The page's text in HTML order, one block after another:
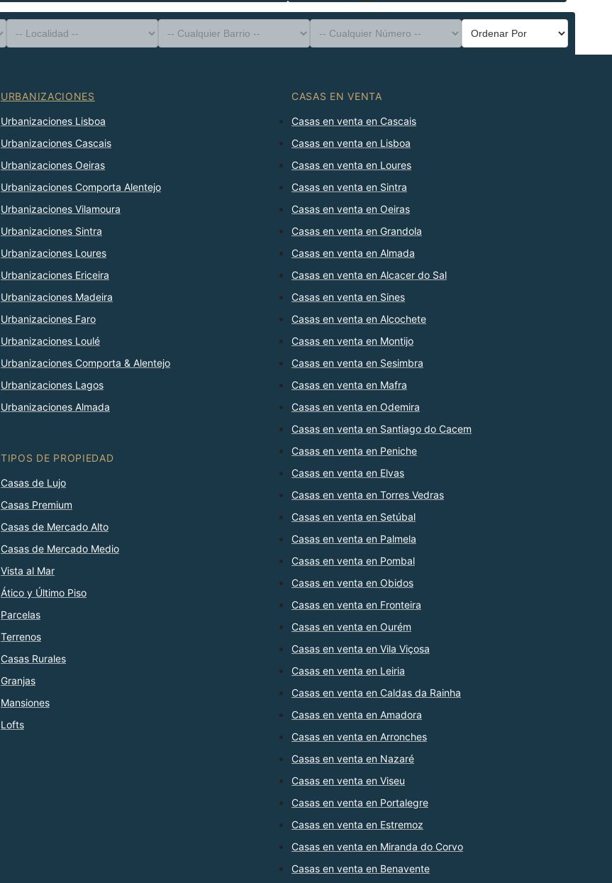
-- Tipo de Propiedad --
Distrito
-- Localidad --
-- Cualquier Barrio --
-- Cualquier Número --
Ordenar Por
URBANIZACIONES
Urbanizaciones Lisboa
Urbanizaciones Cascais
Urbanizaciones Oeiras
Urbanizaciones Comporta Alentejo
Urbanizaciones Vilamoura
Urbanizaciones Sintra
Urbanizaciones Loures
Urbanizaciones Ericeira
Urbanizaciones Madeira
Urbanizaciones Faro
Urbanizaciones Loulé
Urbanizaciones Comporta & Alentejo
Urbanizaciones Lagos
Urbanizaciones Almada
TIPOS DE PROPIEDAD
Casas de Lujo
Casas Premium
Casas de Mercado Alto
Casas de Mercado Medio
Vista al Mar
Ático y Último Piso
Parcelas
Terrenos
Casas Rurales
Granjas
Mansiones
Lofts
CASAS EN VENTA
Casas en venta en Cascais
Casas en venta en Lisboa
Casas en venta en Loures
Casas en venta en Sintra
Casas en venta en Oeiras
Casas en venta en Grandola
Casas en venta en Almada
Casas en venta en Alcacer do Sal
Casas en venta en Sines
Casas en venta en Alcochete
Casas en venta en Montijo
Casas en venta en Sesimbra
Casas en venta en Mafra
Casas en venta en Odemira
Casas en venta en Santiago do Cacem
Casas en venta en Peniche
Casas en venta en Elvas
Casas en venta en Torres Vedras
Casas en venta en Setúbal
Casas en venta en Palmela
Casas en venta en Pombal
Casas en venta en Obidos
Casas en venta en Fronteira
Casas en venta en Ourém
Casas en venta en Vila Viçosa
Casas en venta en Leiria
Casas en venta en Caldas da Rainha
Casas en venta en Amadora
Casas en venta en Arronches
Casas en venta en Nazaré
Casas en venta en Viseu
Casas en venta en Portalegre
Casas en venta en Estremoz
Casas en venta en Miranda do Corvo
Casas en venta en Benavente